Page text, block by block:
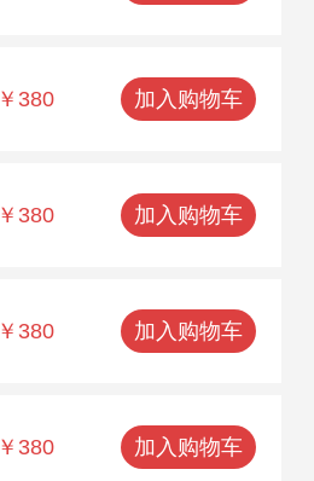
￥380 加入购物车
￥380 加入购物车
￥380 加入购物车
￥380 加入购物车